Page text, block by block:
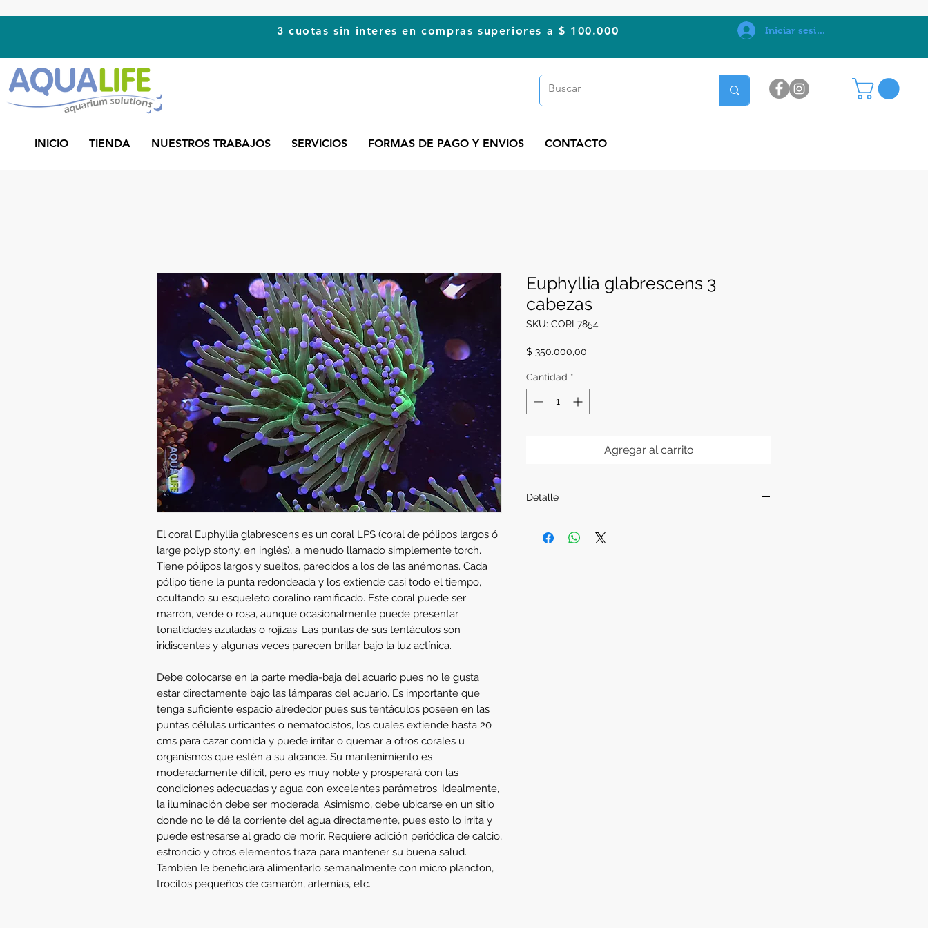
3 cuotas sin interes en compras superiores a $ 100.000 Iniciar sesión
INICIO TIENDA NUESTROS TRABAJOS SERVICIOS FORMAS DE PAGO Y ENVIOS CONTACTO
El coral Euphyllia glabrescens es un coral LPS (coral de pólipos largos ó
large polyp stony, en inglés), a menudo llamado simplemente torch.
Tiene pólipos largos y sueltos, parecidos a los de las anémonas. Cada
pólipo tiene la punta redondeada y los extiende casi todo el tiempo,
ocultando su esqueleto coralino ramificado. Este coral puede ser
marrón, verde o rosa, aunque ocasionalmente puede presentar
tonalidades azuladas o rojizas. Las puntas de sus tentáculos son
iridiscentes y algunas veces parecen brillar bajo la luz actínica.
Debe colocarse en la parte media-baja del acuario pues no le gusta
estar directamente bajo las lámparas del acuario. Es importante que
tenga suficiente espacio alrededor pues sus tentáculos poseen en las
puntas células urticantes o nematocistos, los cuales extiende hasta 20
cms para cazar comida y puede irritar o quemar a otros corales u
organismos que estén a su alcance. Su mantenimiento es
moderadamente difícil, pero es muy noble y prosperará con las
condiciones adecuadas y agua con excelentes parámetros. Idealmente,
la iluminación debe ser moderada. Asimismo, debe ubicarse en un sitio
donde no le dé la corriente del agua directamente, pues esto lo irrita y
puede estresarse al grado de morir. Requiere adición periódica de calcio,
estroncio y otros elementos traza para mantener su buena salud.
También le beneficiará alimentarlo semanalmente con micro plancton,
trocitos pequeños de camarón, artemias, etc.
Euphyllia glabrescens 3
cabezas
SKU: CORL7854
$ 350.000,00
Cantidad *
Agregar al carrito
Detalle
Ubicación en el acuario: